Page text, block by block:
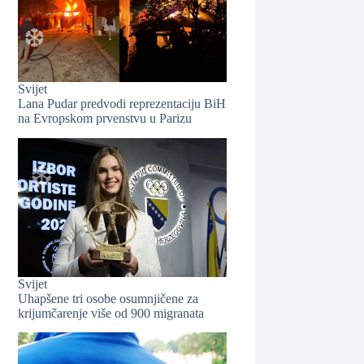
Svijet
Lana Pudar predvodi reprezentaciju BiH
na Evropskom prvenstvu u Parizu
Svijet
Uhapšene tri osobe osumnjičene za
krijumčarenje više od 900 migranata
❆
❆